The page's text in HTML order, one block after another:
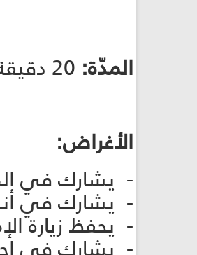
المدّة:
الأغراض:
- يشارك في
- يشارك في أنشطة
- يحفظ زيارة